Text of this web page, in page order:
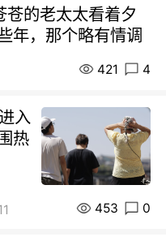
苍的老太太看着夕
年，那个略有情调
421 4
入
热
453 0